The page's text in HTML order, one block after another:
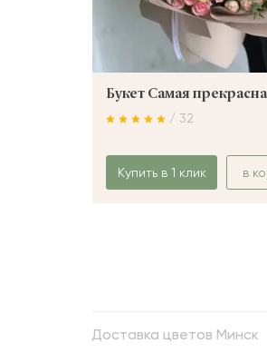
Букет Самая
/ 32
Купить в 1 клик в
Доставка цветов Минск